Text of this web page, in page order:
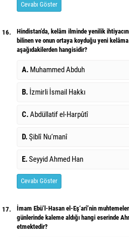
Cevabı Göster
16.
Hindistan’da, kelâm ilminde yenilik
bilinen ve onun ortaya koyduğu yeni
aşağıdakilerden hangisidir?
A. Muhammed Abduh
B. İzmirli İsmail Hakkı
C.Abdüllatif el-Harpûtî
D.Şiblî Nu‘manî
E.Seyyid Ahmed Han
Cevabı Göster
17.
İmam Ebü’l-Hasan el-Eş‘arî’nin
günlerinde kaleme aldığı hangi eserinde
etmektedir?